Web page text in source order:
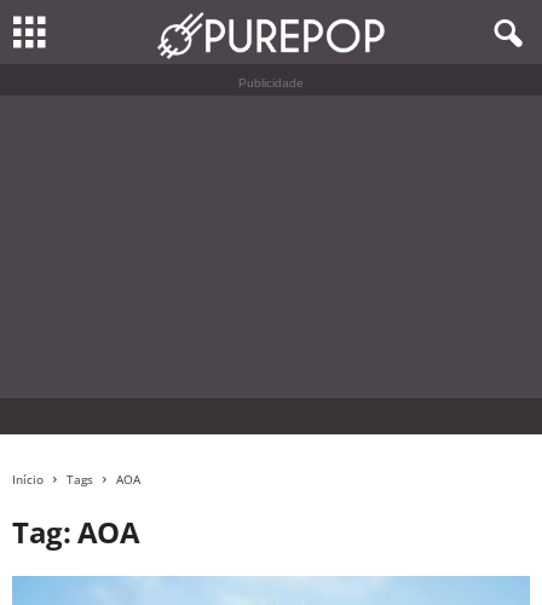
Publicidade
Início Tags AOA
Tag: AOA